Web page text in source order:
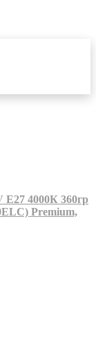
E27 4000К 360гр
Premium,